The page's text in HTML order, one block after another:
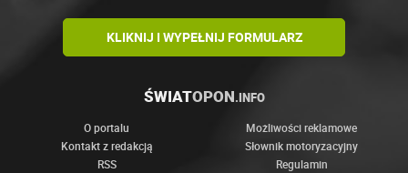
KLIKNIJ I WYPEŁNIJ FORMULARZ
ŚWIATOPON.INFO
O portalu
Możliwości reklamowe
Kontakt z redakcją
Słownik motoryzacyjny
RSS
Regulamin